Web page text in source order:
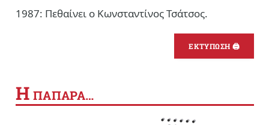
1987: Πεθαίνει ο Κωνσταντίνος Τσάτσος.
ΕΚΤΥΠΩΣΗ 🖨
Η ΠΑΠΑΡΑ…